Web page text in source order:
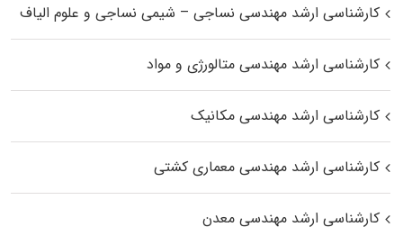
کارشناسی ارشد مهندسی نساجی – شیمی نساجی و علوم الیاف
کارشناسی ارشد مهندسی متالورژی و مواد
کارشناسی ارشد مهندسی مکانیک
کارشناسی ارشد مهندسی معماری کشتی
کارشناسی ارشد مهندسی معدن